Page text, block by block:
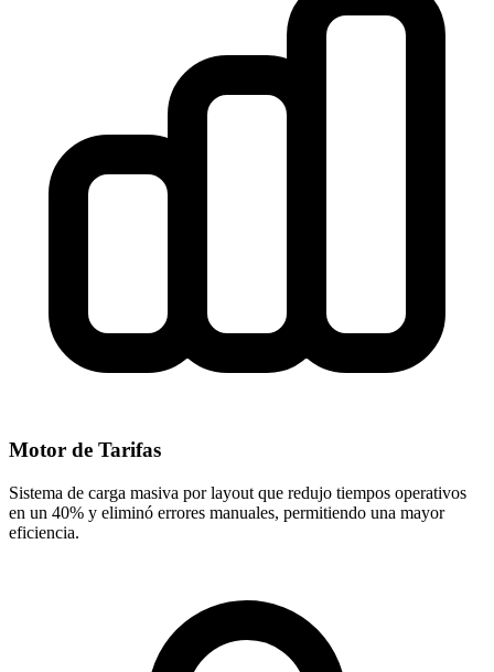
Motor de Tarifas
Sistema de carga masiva por layout que redujo tiempos operativos
en un 40% y eliminó errores manuales, permitiendo una mayor
eficiencia.